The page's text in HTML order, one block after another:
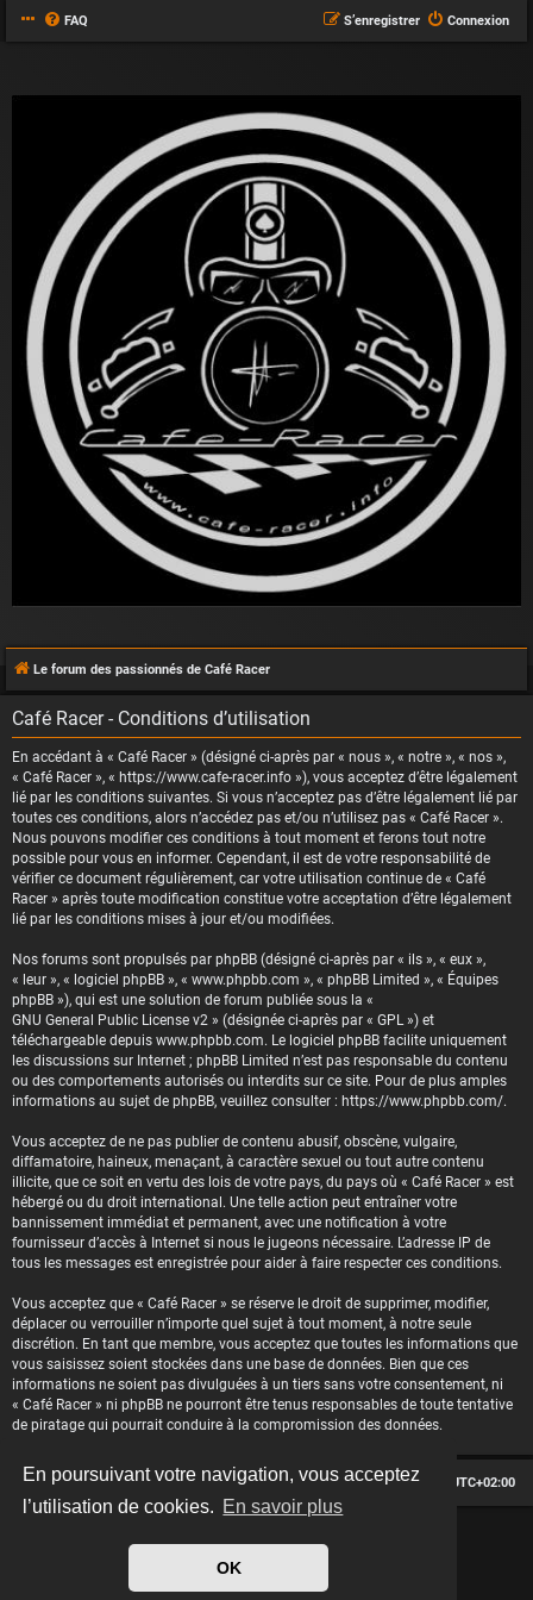
En poursuivant votre navigation, vous acceptez
l’utilisation de cookies. En savoir plus
OK
FAQ Connexion
S’enregistrer
Le forum des passionnés de Café Racer
Café Racer - Conditions d’utilisation
En accédant à « Café Racer » (désigné ci-après par « nous », « notre », « nos »,
« Café Racer », « https://www.cafe-racer.info »), vous acceptez d’être légalement
lié par les conditions suivantes. Si vous n’acceptez pas d’être légalement lié par
toutes ces conditions, alors n’accédez pas et/ou n’utilisez pas « Café Racer ».
Nous pouvons modifier ces conditions à tout moment et ferons tout notre
possible pour vous en informer. Cependant, il est de votre responsabilité de
vérifier ce document régulièrement, car votre utilisation continue de « Café
Racer » après toute modification constitue votre acceptation d’être légalement
lié par les conditions mises à jour et/ou modifiées.
Nos forums sont propulsés par phpBB (désigné ci-après par « ils », « eux »,
« leur », « logiciel phpBB », « www.phpbb.com », « phpBB Limited », « Équipes
phpBB »), qui est une solution de forum publiée sous la «
GNU General Public License v2 » (désignée ci-après par « GPL ») et
téléchargeable depuis www.phpbb.com. Le logiciel phpBB facilite uniquement
les discussions sur Internet ; phpBB Limited n’est pas responsable du contenu
ou des comportements autorisés ou interdits sur ce site. Pour de plus amples
informations au sujet de phpBB, veuillez consulter : https://www.phpbb.com/.
Vous acceptez de ne pas publier de contenu abusif, obscène, vulgaire,
diffamatoire, haineux, menaçant, à caractère sexuel ou tout autre contenu
illicite, que ce soit en vertu des lois de votre pays, du pays où « Café Racer » est
hébergé ou du droit international. Une telle action peut entraîner votre
bannissement immédiat et permanent, avec une notification à votre
fournisseur d’accès à Internet si nous le jugeons nécessaire. L’adresse IP de
tous les messages est enregistrée pour aider à faire respecter ces conditions.
Vous acceptez que « Café Racer » se réserve le droit de supprimer, modifier,
déplacer ou verrouiller n’importe quel sujet à tout moment, à notre seule
discrétion. En tant que membre, vous acceptez que toutes les informations que
vous saisissez soient stockées dans une base de données. Bien que ces
informations ne soient pas divulguées à un tiers sans votre consentement, ni
« Café Racer » ni phpBB ne pourront être tenus responsables de toute tentative
de piratage qui pourrait conduire à la compromission des données.
Le forum des passionnés de Café Racer Heures au format UTC+02:00
phpBB ® Forum Software © phpBB Limited
phpBB-fr.com